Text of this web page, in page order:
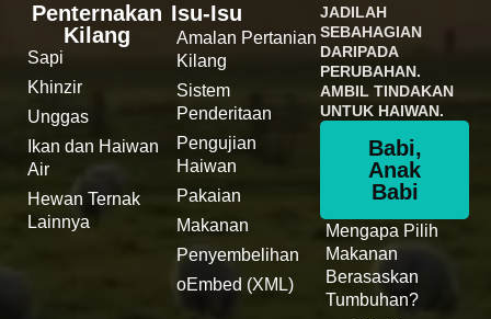
Penternakan
Kilang
Sapi
Khinzir
Unggas
Ikan dan Haiwan
Air
Hewan Ternak
Lainnya
Isu-Isu
Amalan Pertanian
Kilang
Sistem
Penderitaan
Pengujian
Haiwan
Pakaian
Makanan
Penyembelihan
oEmbed (XML)
JADILAH
SEBAHAGIAN
DARIPADA
PERUBAHAN.
AMBIL TINDAKAN
UNTUK HAIWAN.
Babi,
Anak
Babi
Mengapa Pilih
Makanan
Berasaskan
Tumbuhan?